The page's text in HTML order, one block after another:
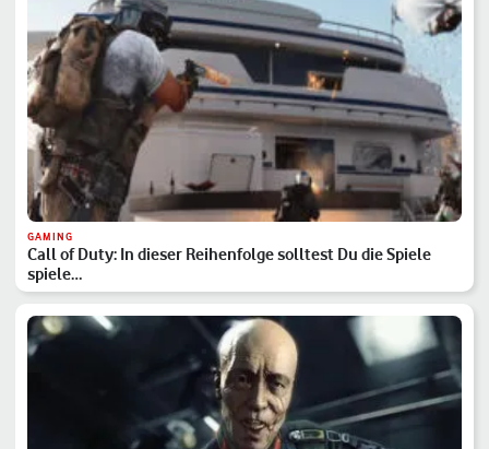
GAMING
Call of Duty: In dieser Reihenfolge solltest Du die Spiele
spiele…